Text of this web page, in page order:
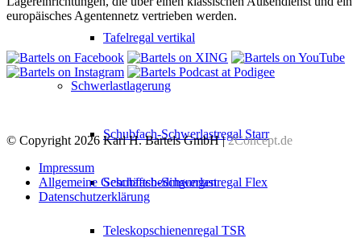
Tafelregal vertikal
Schwerlastlagerung
Schubfach-Schwerlastregal Starr
Schubfach-Schwerlastregal Flex
Teleskopschienenregal TSR
europäisches Agentennetz vertrieben werden.
© Copyright 2026 Karl H. Bartels GmbH |2Concept.de
Impressum
Allgemeine Geschäftsbedingungen
Datenschutzerklärung